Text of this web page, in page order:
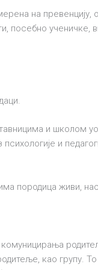
на
посебно
и школом
и
породица живи,
комуницирања
као групу.